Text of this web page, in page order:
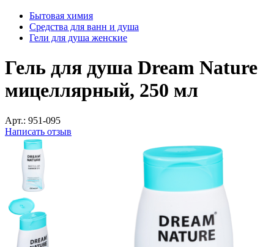
Бытовая химия
Средства для ванн и душа
Гели для душа женские
Гель для душа Dream Nature
мицеллярный, 250 мл
Арт.: 951-095
Написать отзыв